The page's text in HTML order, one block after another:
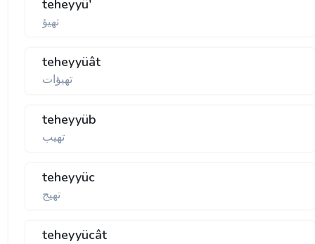
teheyyü'
تهيؤ
teheyyüât
تهيؤات
teheyyüb
تهيب
teheyyüc
تهيج
teheyyücât